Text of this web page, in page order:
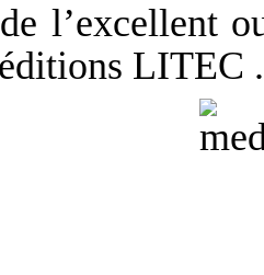
l’excellent
LITEC .